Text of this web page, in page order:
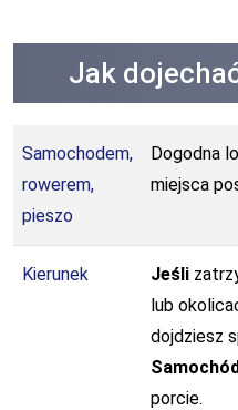
Jak
Samochodem,
rowerem,
pieszo
Dogodna
miejsca
Kierunek Jeśli
lub
dojdziesz
porcie.